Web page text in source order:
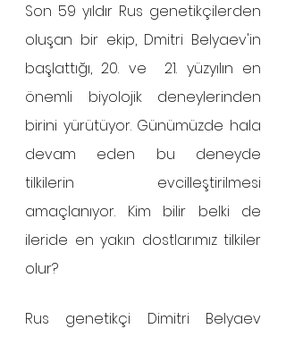
Son 59 yıldır Rus genetikçilerden
oluşan bir ekip, Dmitri Belyaev'in
başlattığı, 20. ve  21. yüzyılın en
önemli biyolojik deneylerinden
birini yürütüyor. Günümüzde hala
devam eden bu deneyde
tilkilerin evcilleştirilmesi
amaçlanıyor. Kim bilir belki de
ileride en yakın dostlarımız tilkiler
olur?
Rus genetikçi Dimitri Belyaev